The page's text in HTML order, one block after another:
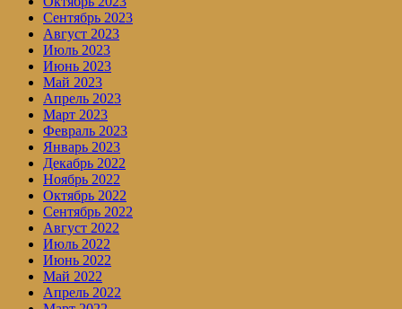
Сентябрь 2023
Август 2023
Июль 2023
Июнь 2023
Май 2023
Апрель 2023
Март 2023
Февраль 2023
Январь 2023
Декабрь 2022
Ноябрь 2022
Октябрь 2022
Сентябрь 2022
Август 2022
Июль 2022
Июнь 2022
Май 2022
Апрель 2022